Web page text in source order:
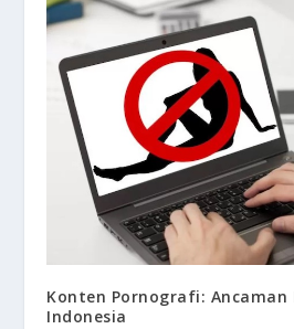
Konten Pornografi:
Indonesia